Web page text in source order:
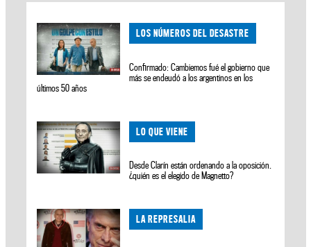
LOS NÚMEROS DEL DESASTRE
Confirmado: Cambiemos fué el gobierno que
más se endeudó a los argentinos en los
últimos 50 años
LO QUE VIENE
Desde Clarín están ordenando a la oposición.
¿quién es el elegido de Magnetto?
LA REPRESALIA